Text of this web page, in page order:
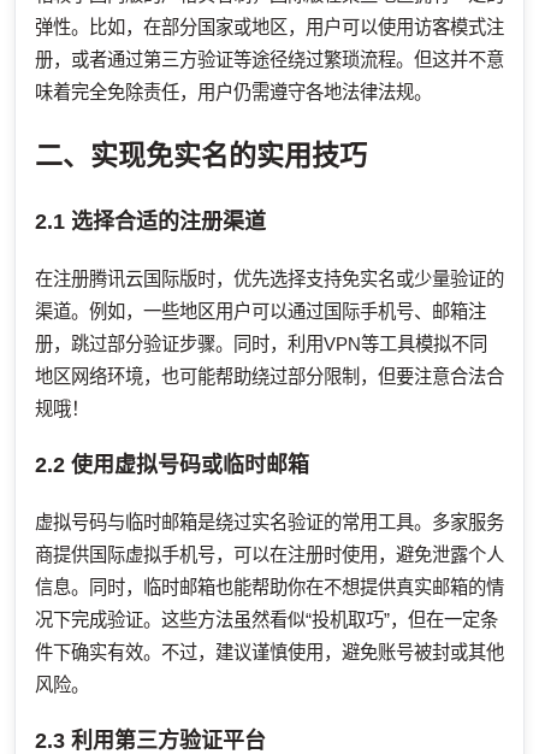
弹性。比如，在部分国家或地区，用户可以使用访客模式注
册，或者通过第三方验证等途径绕过繁琐流程。但这并不意
味着完全免除责任，用户仍需遵守各地法律法规。
二、实现免实名的实用技巧
2.1 选择合适的注册渠道
在注册腾讯云国际版时，优先选择支持免实名或少量验证的
渠道。例如，一些地区用户可以通过国际手机号、邮箱注
册，跳过部分验证步骤。同时，利用VPN等工具模拟不同
地区网络环境，也可能帮助绕过部分限制，但要注意合法合
规哦！
2.2 使用虚拟号码或临时邮箱
虚拟号码与临时邮箱是绕过实名验证的常用工具。多家服务
商提供国际虚拟手机号，可以在注册时使用，避免泄露个人
信息。同时，临时邮箱也能帮助你在不想提供真实邮箱的情
况下完成验证。这些方法虽然看似“投机取巧”，但在一定条
件下确实有效。不过，建议谨慎使用，避免账号被封或其他
风险。
2.3 利用第三方验证平台